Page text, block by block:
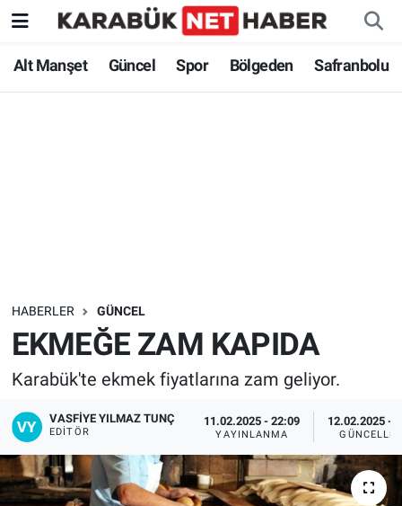
Alt Manşet Güncel Spor Bölgeden Safranbolu
HABERLER GÜNCEL
EKMEĞE ZAM KAPIDA
Karabük'te ekmek fiyatlarına zam geliyor.
VASFIYE YILMAZ TUNÇ
EDITÖR
11.02.2025 - 22:09
YAYINLANMA
12.02.2025 -